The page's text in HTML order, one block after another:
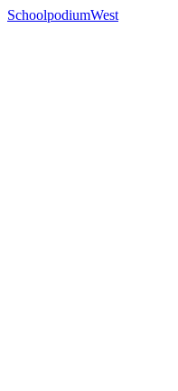
SchoolpodiumWest